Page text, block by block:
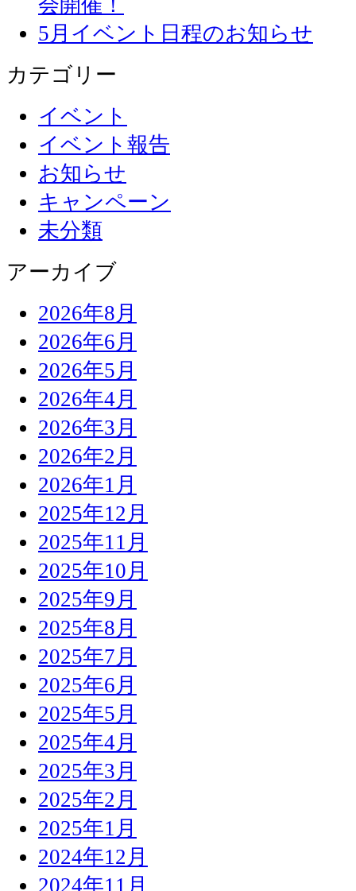
5月イベント日程のお知らせ
カテゴリー
イベント
イベント報告
お知らせ
キャンペーン
未分類
アーカイブ
2026年8月
2026年6月
2026年5月
2026年4月
2026年3月
2026年2月
2026年1月
2025年12月
2025年11月
2025年10月
2025年9月
2025年8月
2025年7月
2025年6月
2025年5月
2025年4月
2025年3月
2025年2月
2025年1月
2024年12月
2024年11月